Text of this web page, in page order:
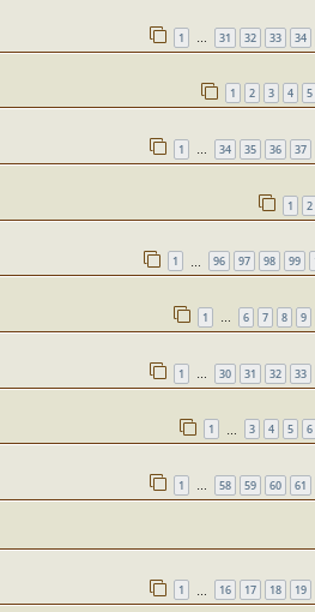
1 … 31 32 33 34
1 2 3 4 5
1 … 34 35 36 37
1 2
1 96 97 98 99
1 … 6 7 8 9
1 30 31 32 33
1 3 4 5 6
1 … 58 59 60 61
1 16 17 18 19